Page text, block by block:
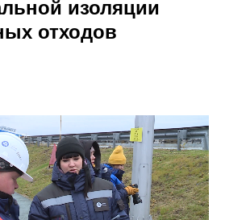
изоляции
отходов